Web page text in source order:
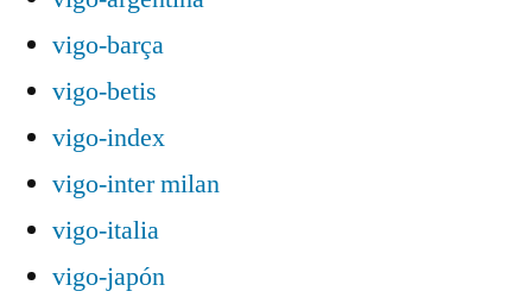
vigo-barça
vigo-betis
vigo-index
vigo-inter milan
vigo-italia
vigo-japón